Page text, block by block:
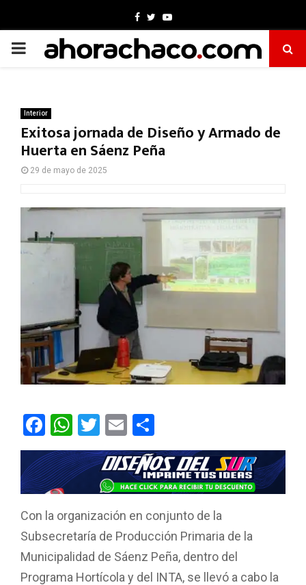
Facebook
TwitterYoutube
PRIMARY
Interior
Exitosa jornada de Diseño y Armado de
Huerta en Sáenz Peña
29 de mayo de 2025
F
a
ce
b
o
o
k
W
h
at
s
A
p
p
T
wi
tt
er
E
m
ail
o
m
p
ar
tir
Con la organización en conjunto de la
Subsecretaría de Producción Primaria de la
Municipalidad de Sáenz Peña, dentro del
Programa Hortícola y del INTA, se llevó a cabo la